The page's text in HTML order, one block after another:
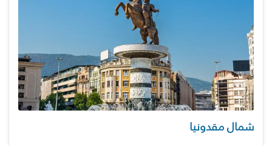
شمال مقدونيا